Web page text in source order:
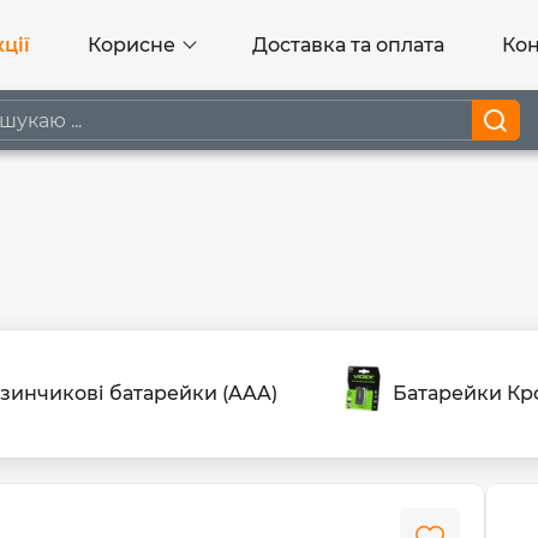
Корисне Доставка та оплата
батарейки (AAA) Батарейки